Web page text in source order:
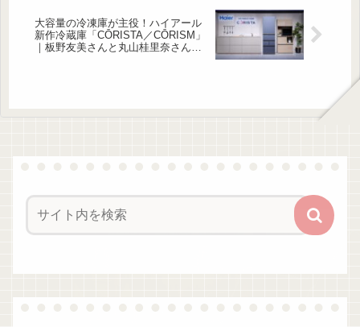
大容量の冷凍庫が主役！ハイアール
新作冷蔵庫「CŌRISTA／CŌRISM」
｜板野友美さんと丸山桂里奈さん